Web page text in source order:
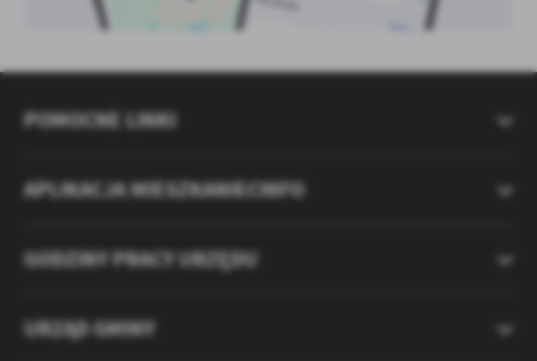
POMOCNE LINKI
APLIKACJA MIESZKANIECINFO
GODZINY PRACY URZĘDU
URZĄD GMINY